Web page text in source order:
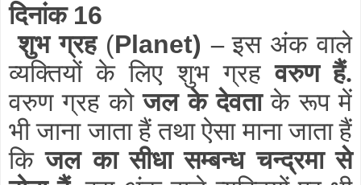
दिनांक 16
शुभ ग्रह (Planet) –इस अंक वाले
व्यक्तियों के लिए शुभ ग्रहवरुण हैं.
वरुण ग्रह कोजल के देवताके रूप में
भी जाना जाता हैं तथा ऐसा माना जाता हैं
किजल का सीधा सम्बन्ध चन्द्रमा से